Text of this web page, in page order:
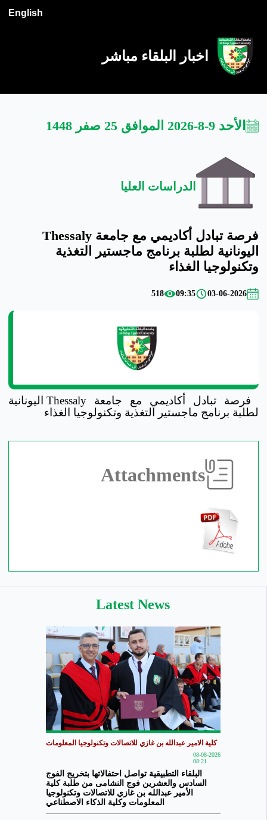
English
اخبار البلقاء مباشر
الأحد 9-8-2026 الموافق 25 صفر 1448
الدراسات العليا
فرصة تبادل أكاديمي مع جامعة Thessaly
اليونانية لطلبة برنامج ماجستير التغذية
وتكنولوجيا الغذاء
03-06-2026
09:35
518
فرصة تبادل أكاديمي مع جامعة Thessaly اليونانية
لطلبة برنامج ماجستير التغذية وتكنولوجيا الغذاء
Attachments
Latest News
كلية الامير عبدالله بن غازي للاتصالات وتكنولوجيا المعلومات
08-08-2026
08:21
البلقاء التطبيقية تواصل احتفالاتها بتخريج الفوج
السادس والعشرين فوج النشامى من طلبة كلية
الأمير عبدالله بن غازي للاتصالات وتكنولوجيا
المعلومات وكلية الذكاء الاصطناعي